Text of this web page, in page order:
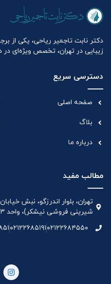
دکتر نابت تاجمیر ریاحی، یکی
زیبایی در تهران، تخصص ویژه‌ای
دسترسی سریع
صفحه اصلی
بلاگ
درباره ما
مطالب مفید
شیرینی فروشی نیشکر)، واحد ۳۳ ، طبقه ۵
۰۲۱۲۲۶۸۴۵۵۰۰۲۱۲۲۶۸۵۱۹۱